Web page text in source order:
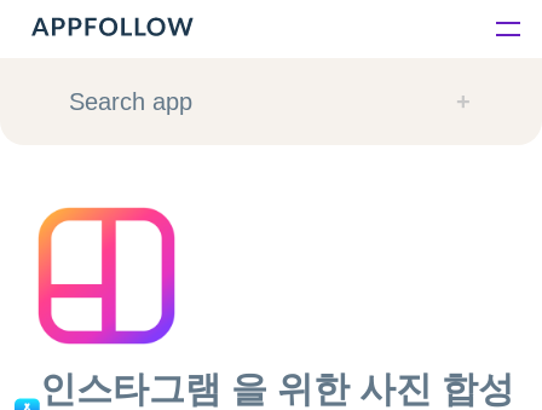
Platform
Consultancy
Customers
Resources
Search app
인스타그램 을 위한 사진 합성